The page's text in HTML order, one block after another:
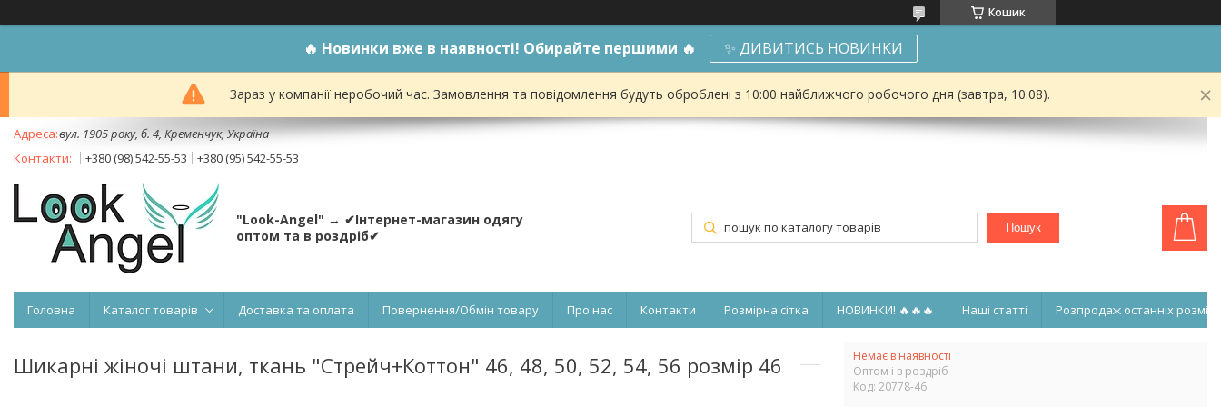
Кошик
🔥 Новинки вже в наявності! Обирайте першими 🔥 ✨ ДИВИТИСЬ НОВИНКИ
Зараз у компанії неробочий час. Замовлення та повідомлення будуть оброблені з 10:00 найближчого робочого дня (завтра, 10.08).
вул. 1905 року, б. 4, Кременчук, Україна
+380 (98) 542-55-53
+380 (95) 542-55-53
"Look-Angel" → ✔Інтернет-магазин одягу
оптом та в роздріб✔
Пошук
Головна Каталог товарів Доставка та оплата Повернення/Обмін товару Про нас Контакти Розмірна сітка НОВИНКИ! 🔥🔥🔥 Наші статті Розпродаж останніх
Шикарні жіночі штани, ткань "Стрейч+Коттон" 46, 48, 50, 52, 54, 56 розмір 46
Немає в наявності
Оптом і в роздріб
Код: 20778-46